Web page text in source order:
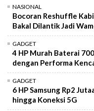
NASIONAL
Bocoran Reshuffle
Bakal Dilantik Jadi
GADGET
4 HP Murah Baterai
dengan Performa
GADGET
6 HP Samsung Rp2
hingga Koneksi 5G